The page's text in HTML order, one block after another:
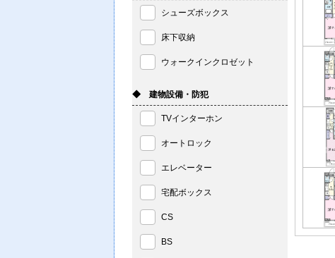
シューズボックス
床下収納
ウォークインクロゼット
◆ 建物設備・防犯
TVインターホン
オートロック
エレベーター
宅配ボックス
CS
BS